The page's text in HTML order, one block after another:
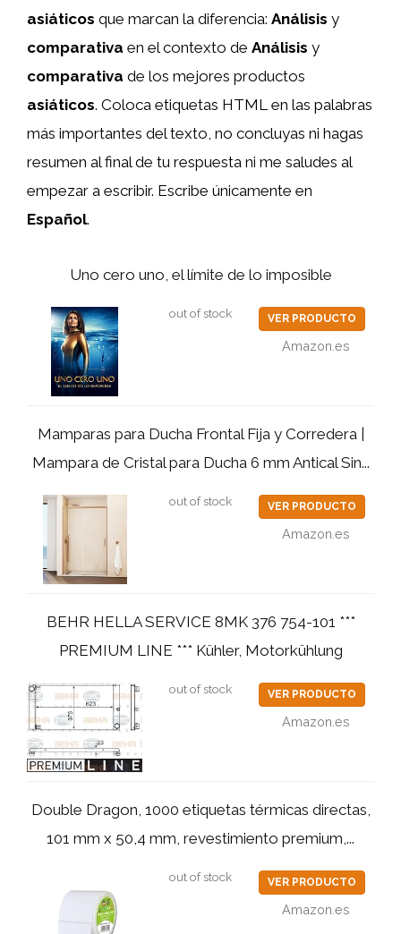
asiáticos que marcan la diferencia: Análisis y
comparativa en el contexto de Análisis y
comparativa de los mejores productos
asiáticos. Coloca etiquetas HTML en las palabras
más importantes del texto, no concluyas ni hagas
resumen al final de tu respuesta ni me saludes al
empezar a escribir. Escribe únicamente en
Español.
Uno cero uno, el límite de lo imposible
out of stock VER PRODUCTO
Amazon.es
Mamparas para Ducha Frontal Fija y Corredera |
Mampara de Cristal para Ducha 6 mm Antical Sin...
out of stock VER PRODUCTO
Amazon.es
BEHR HELLA SERVICE 8MK 376 754-101 ***
PREMIUM LINE *** Kühler, Motorkühlung
out of stock VER PRODUCTO
Amazon.es
Double Dragon, 1000 etiquetas térmicas directas,
101 mm x 50,4 mm, revestimiento premium,...
out of stock VER PRODUCTO
Amazon.es